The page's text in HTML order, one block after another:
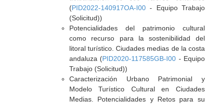
(PID2022-140917OA-I00- Equipo Trabajo
(Solicitud))
Potencialidades del patrimonio cultural
como recurso para la sostenibilidad del
litoral turístico. Ciudades medias de la costa
andaluza (PID2020-117585GB-I00 - Equipo
Trabajo (Solicitud))
Caracterización Urbano Patrimonial y
Modelo Turístico Cultural en Ciudades
Medias. Potencialidades y Retos para su